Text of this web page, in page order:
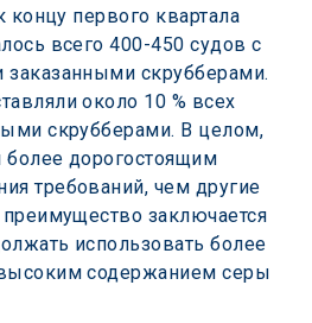
первого квартала
всего 400-450 судов с
скрубберами.
около 10 % всех
скрубберами. В целом,
дорогостоящим
требований, чем другие
заключается
использовать более
содержанием серы